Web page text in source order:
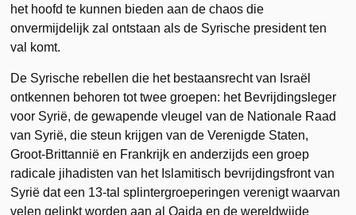
het hoofd te kunnen bieden aan de chaos die
onvermijdelijk zal ontstaan als de Syrische president ten
val komt.
De Syrische rebellen die het bestaansrecht van Israël
ontkennen behoren tot twee groepen: het Bevrijdingsleger
voor Syrië, de gewapende vleugel van de Nationale Raad
van Syrië, die steun krijgen van de Verenigde Staten,
Groot-Brittannië en Frankrijk en anderzijds een groep
radicale jihadisten van het Islamitisch bevrijdingsfront van
Syrië dat een 13-tal splintergroeperingen verenigt waarvan
velen gelinkt worden aan al Qaida en de wereldwijde